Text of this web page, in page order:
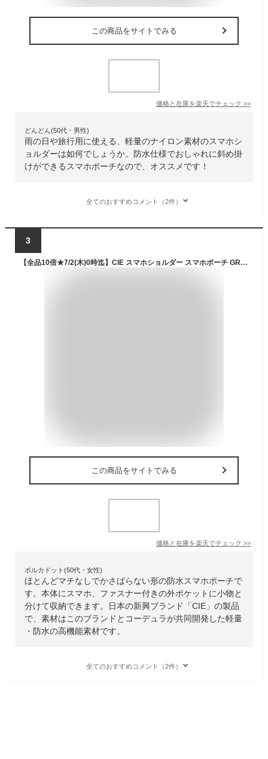
この商品をサイトでみる
価格と在庫を楽天でチェック >>
どんどん(50代・男性)
雨の日や旅行用に使える、軽量のナイロン素材のスマホシ
ョルダーは如何でしょうか。防水仕様でおしゃれに斜め掛
けができるスマホポーチなので、オススメです！
全てのおすすめコメント（2件）
3
【全品10倍★7/2(木)0時迄】CIE スマホショルダー スマホポーチ GRID3 ATTACHMENT05 メンズ レディース 032060 シー グリッド3 ショルダーバッグ 斜めがけ ナイロン 防水 撥水 軽量 日本製[即日発送]
この商品をサイトでみる
価格と在庫を楽天でチェック >>
ポルカドット(50代・女性)
ほとんどマチなしでかさばらない形の防水スマホポーチで
す。本体にスマホ、ファスナー付きの外ポケットに小物と
分けて収納できます。日本の新興ブランド「CIE」の製品
で、素材はこのブランドとコーデュラが共同開発した軽量
・防水の高機能素材です。
全てのおすすめコメント（2件）